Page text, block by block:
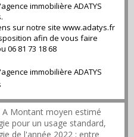
immobilière ADATYS
sur notre site www.adatys.fr
afin de vous faire
06 81 73 18 68
immobilière ADATYS
A Montant moyen estimé
pour un usage standard,
de l'année 2022 : entre